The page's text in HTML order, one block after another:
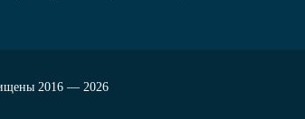
2016 — 2026